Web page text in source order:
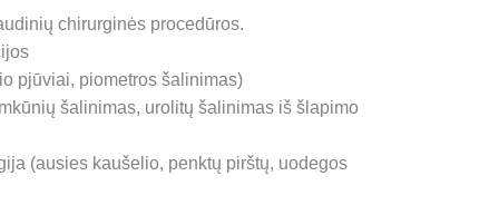
chirurginės procedūros.
pjūviai, piometros šalinimas)
šalinimas, urolitų šalinimas iš šlapimo
(ausies kaušelio, penktų pirštų, uodegos